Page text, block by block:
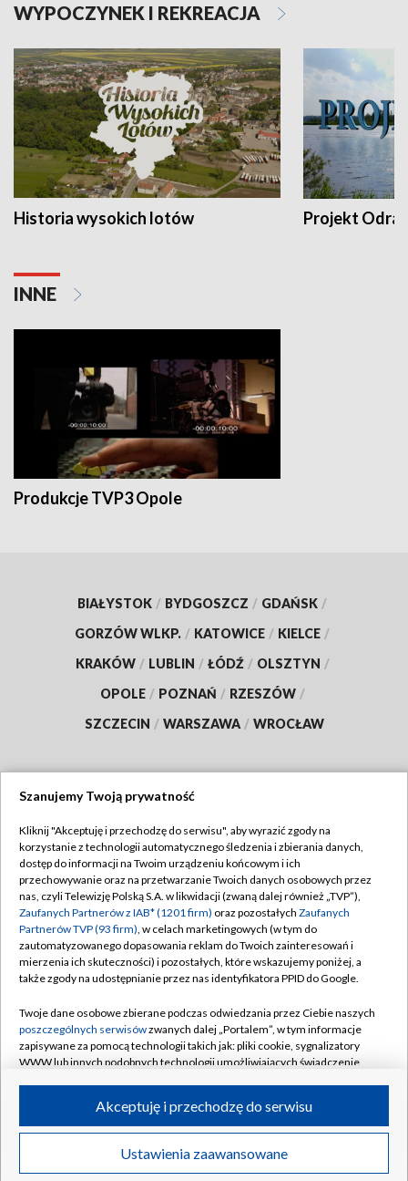
WYPOCZYNEK I REKREACJA
Historia wysokich lotów Projekt Odra
INNE
Produkcje TVP3 Opole
BIAŁYSTOK / BYDGOSZCZ / GDAŃSK /
GORZÓW WLKP. / KATOWICE / KIELCE /
KRAKÓW / LUBLIN / ŁÓDŹ / OLSZTYN /
OPOLE / POZNAŃ / RZESZÓW /
SZCZECIN / WARSZAWA / WROCŁAW
TVP
Abonament TVP
Emisja w TVP
Centrum informacji TVP
Naziemna Telewizja Cyfrowa
Rada Programowa
System NOS
Informacje o nadawcy
Program dla prasy
Ogłoszenie przetargowe
Regulamin TVP
Polityka prywatności
Moje zgody
Pomoc
Kontakt
Kanały
©2026 Telewizja Polska S.A. w likwidacji
Szanujemy Twoją prywatność
Kliknij "Akceptuję i przechodzę do serwisu", aby wyrazić zgody na
korzystanie z technologii automatycznego śledzenia i zbierania danych,
dostęp do informacji na Twoim urządzeniu końcowym i ich
przechowywanie oraz na przetwarzanie Twoich danych osobowych przez
nas, czyli Telewizję Polską S.A. w likwidacji (zwaną dalej również „TVP”),
Zaufanych Partnerów z IAB* (1201 firm) oraz pozostałych Zaufanych
Partnerów TVP (93 firm), w celach marketingowych (w tym do
zautomatyzowanego dopasowania reklam do Twoich zainteresowań i
mierzenia ich skuteczności) i pozostałych, które wskazujemy poniżej, a
także zgody na udostępnianie przez nas identyfikatora PPID do Google.
Twoje dane osobowe zbierane podczas odwiedzania przez Ciebie naszych
poszczególnych serwisówzwanych dalej „Portalem”, w tym informacje
zapisywane za pomocą technologii takich jak: pliki cookie, sygnalizatory
WWW lub innych podobnych technologii umożliwiających świadczenie
ruchu w Internecie.
Twoje dane osobowe zbierane podczas odwiedzania przez Ciebie
poszczególnych serwisówna Portalu, takie jak adresy IP, identyfikatory
Ustawienia zaawansowane
Akceptuję i przechodzę do serwisu